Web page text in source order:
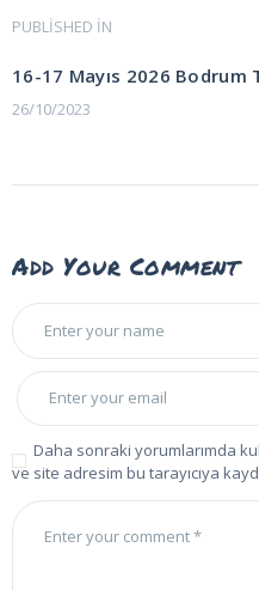
Yazı
gezinmesi
PUBLISHED IN
16-17 Mayıs 2026 Bodrum
26/10/2023
Add Your Comment
Daha sonraki yorumlarımda
ve site adresim bu tarayıcıya